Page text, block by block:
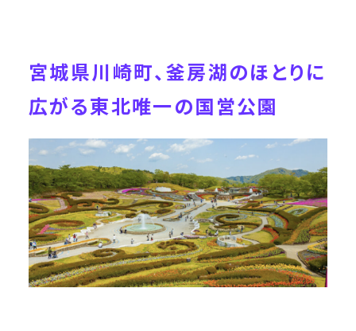
宮城県川崎町、釜房湖のほとりに
広がる東北唯一の国営公園